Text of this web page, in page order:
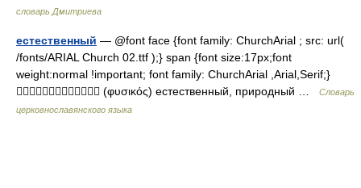
словарь Дмитриева
естественный — @font face {font family: ChurchArial ; src: url(
/fonts/ARIAL Church 02.ttf );} span {font size:17px;font
weight:normal !important; font family: ChurchArial ,Arial,Serif;}
 (φυσικός) естественный, природный …
Словарь
церковнославянского языка